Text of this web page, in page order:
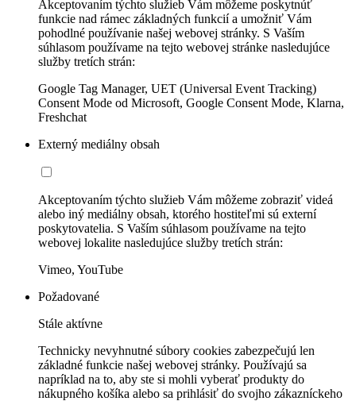
Akceptovaním týchto služieb Vám môžeme poskytnúť
funkcie nad rámec základných funkcií a umožniť Vám
pohodlné používanie našej webovej stránky. S Vaším
súhlasom používame na tejto webovej stránke nasledujúce
služby tretích strán:
Google Tag Manager, UET (Universal Event Tracking)
Consent Mode od Microsoft, Google Consent Mode, Klarna,
Freshchat
Externý mediálny obsah
Akceptovaním týchto služieb Vám môžeme zobraziť videá
alebo iný mediálny obsah, ktorého hostiteľmi sú externí
poskytovatelia. S Vaším súhlasom používame na tejto
webovej lokalite nasledujúce služby tretích strán:
Vimeo, YouTube
Požadované
Stále aktívne
Technicky nevyhnutné súbory cookies zabezpečujú len
základné funkcie našej webovej stránky. Používajú sa
napríklad na to, aby ste si mohli vyberať produkty do
nákupného košíka alebo sa prihlásiť do svojho zákazníckeho